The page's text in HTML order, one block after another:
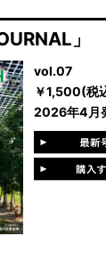
」
vol.07
￥1,500(税
2026年4月